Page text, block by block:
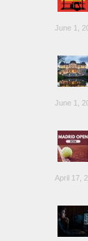
June 1,
June 1,
April 17,